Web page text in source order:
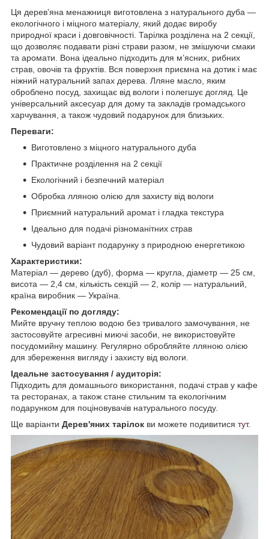
Ця дерев’яна менажниця виготовлена з натурального дуба —
екологічного і міцного матеріалу, який додає виробу
природної краси і довговічності. Тарілка розділена на 2 секції,
що дозволяє подавати різні страви разом, не змішуючи смаки
та аромати. Вона ідеально підходить для м’ясних, рибних
страв, овочів та фруктів. Вся поверхня приємна на дотик і має
ніжний натуральний запах дерева. Лляне масло, яким
оброблено посуд, захищає від вологи і полегшує догляд. Це
універсальний аксесуар для дому та закладів громадського
харчування, а також чудовий подарунок для близьких.
Переваги:
Виготовлено з міцного натурального дуба
Практичне розділення на 2 секції
Екологічний і безпечний матеріал
Обробка лляною олією для захисту від вологи
Приємний натуральний аромат і гладка текстура
Ідеально для подачі різноманітних страв
Чудовий варіант подарунку з природною енергетикою
Характеристики:
Матеріал — дерево (дуб), форма — кругла, діаметр — 25 см,
висота — 2,4 см, кількість секцій — 2, колір — натуральний,
країна виробник — Україна.
Рекомендації по догляду:
Мийте вручну теплою водою без тривалого замочування, не
застосовуйте агресивні миючі засоби, не використовуйте
посудомийну машину. Регулярно обробляйте лляною олією
для збереження вигляду і захисту від вологи.
Ідеальне застосування / аудиторія:
Підходить для домашнього використання, подачі страв у кафе
та ресторанах, а також стане стильним та екологічним
подарунком для поціновувачів натурального посуду.
Ще варіанти Дерев'яних тарілок ви можете подивитися тут.